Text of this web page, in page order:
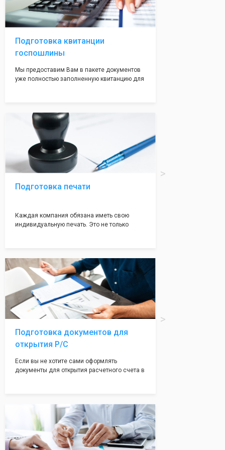
регистрации, наши адреса вам позволят не
волноваться на этот счет, ведь у нас все
адреса не массовые и очень надежные!
Подготовка квитанции
госпошлины
Мы предоставим Вам в пакете документов
уже полностью заполненную квитанцию для
посредственно в налоговой инспекции при
подаче документов на регистрацию.
Подготовка печати
Каждая компания обязана иметь свою
индивидуальную печать. Это не только
вам поможем с помощью изготовления
печати по индивидуальному эскизу, который
Вы выберете сами из нашего каталога.
Подготовка документов для
открытия Р/С
Если вы не хотите сами оформлять
документы для открытия расчетного счета в
открытия счета, с минимальным затратом
вашего времени и сил!